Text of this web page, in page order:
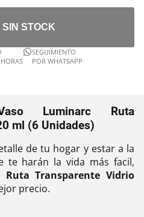
SIN STOCK
SEGUIMIENTO
POR WHATSAPP
Luminarc Ruta
ml (6 Unidades)
de tu hogar y estar a la
te harán la vida más facil,
Ruta Transparente Vidrio
precio.